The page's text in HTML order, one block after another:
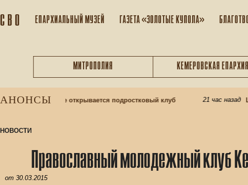
С В О ЕПАРХИАЛЬНЫЙ МУЗEЙ ГАЗЕТА «ЗОЛОТЫЕ КУПОЛА»
МИТРОПОЛИЯ КЕМЕРОВСКАЯ ЕПАРХИЯ
АНОНСЫ
в Кемерове открывается подростковый клуб 21 час назад
НОВОСТИ
Православный молодежный клуб
от 30.03.2015